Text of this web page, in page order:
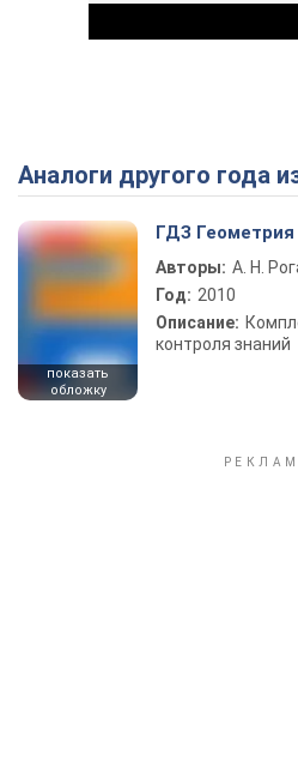
Аналоги другого года
показать
обложку
ГДЗ Геометрия
Авторы: А. Н.
Год: 2010
Описание:
контроля знаний